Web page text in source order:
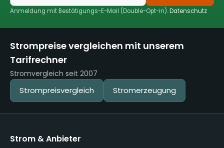
Anmeldung mit Bestätigungs-E-Mail (Double-Opt-in).Datenschutz
Strompreise vergleichen mit unserem
Tarifrechner
Stromvergleich seit 2007
Strompreisvergleich Stromerzeugung
Strom & Anbieter